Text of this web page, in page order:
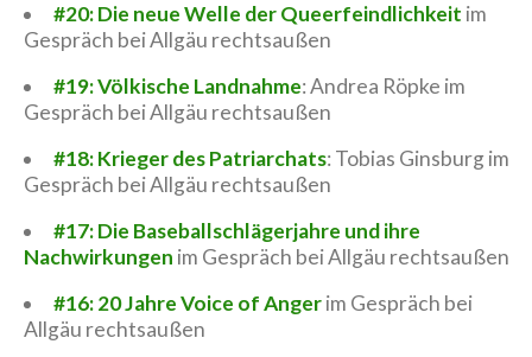
#20: Die neue Welle der Queerfeindlichkeit im
Gespräch bei Allgäu rechtsaußen
#19: Völkische Landnahme: Andrea Röpke im
Gespräch bei Allgäu rechtsaußen
#18: Krieger des Patriarchats: Tobias Ginsburg im
Gespräch bei Allgäu rechtsaußen
#17: Die Baseballschlägerjahre und ihre
Nachwirkungen im Gespräch bei Allgäu rechtsaußen
#16: 20 Jahre Voice of Angerim Gespräch bei
Allgäu rechtsaußen